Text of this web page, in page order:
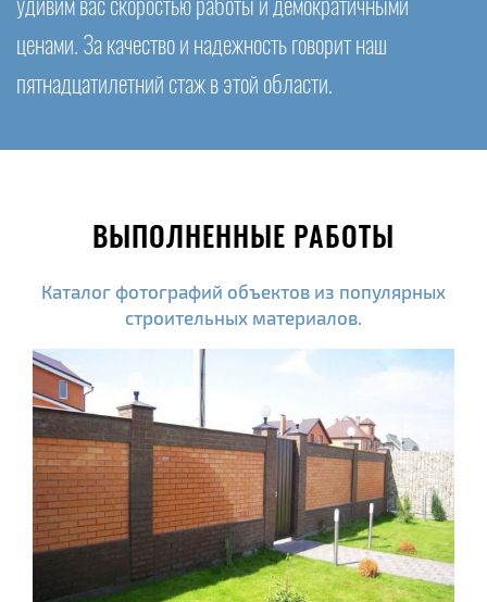
удивим вас скоростью работы и демократичными
ценами. За качество и надежность говорит наш
пятнадцатилетний стаж в этой области.
ВЫПОЛНЕННЫЕ РАБОТЫ
Каталог фотографий объектов из популярных
строительных материалов.